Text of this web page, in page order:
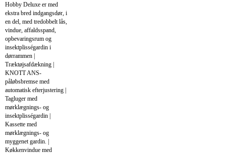
Hobby Deluxe er med
ekstra bred indgangsdør, i
en del, med tredobbelt lås,
vindue, affaldsspand,
opbevaringsrum og
insektplisségardin i
dørrammen |
Træktøjsafdækning |
KNOTT ANS-
påløbsbremse med
automatisk efterjustering |
Tagluger med
mørklægnings- og
insektplisségardin |
Kassette med
mørklægnings- og
myggenet gardin. |
Køkkenvindue med